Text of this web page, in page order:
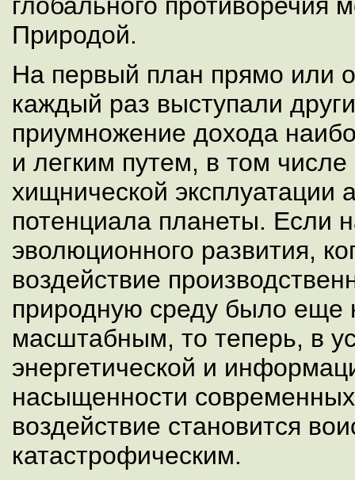
Природой.
На первый план прямо или
каждый раз выступали
приумножение дохода
и легким путем, в том числе
хищнической эксплуатации
потенциала планеты. Если
эволюционного развития,
воздействие
природную среду было еще
масштабным, то теперь, в
энергетической и
насыщенности современных
воздействие становится
катастрофическим.